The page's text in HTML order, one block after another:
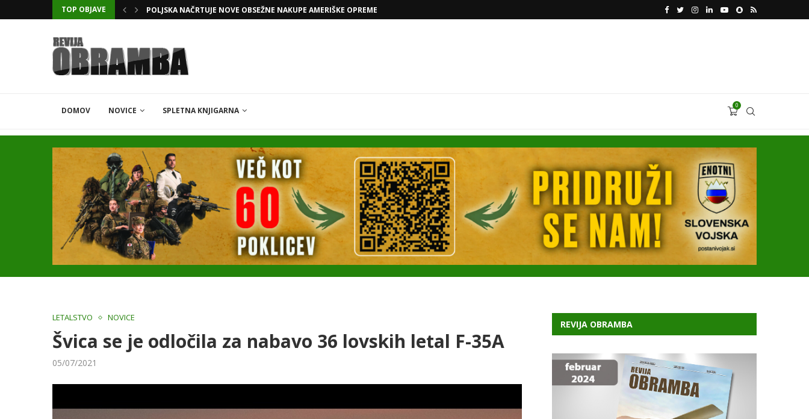
TOP OBJAVE KATARSKI DELNIČAR ZAPLETEL VOLKSWAGNOVE NAČRTE Z RAFAELOM VODJA UKROBORONPROMA HERMAN SMETANIN
DOMOV NOVICE SPLETNA KNJIGARNA
0
LETALSTVO NOVICE
Švica se je odločila za nabavo 36 lovskih letal F-35A
05/07/2021
REVIJA OBRAMBA